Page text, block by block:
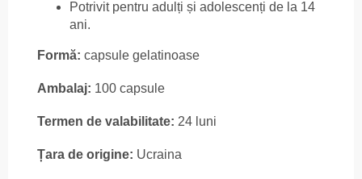
Potrivit pentru adulți și adolescenți de la 14
ani.
Formă: capsule gelatinoase
Ambalaj: 100 capsule
Termen de valabilitate: 24 luni
Țara de origine: Ucraina